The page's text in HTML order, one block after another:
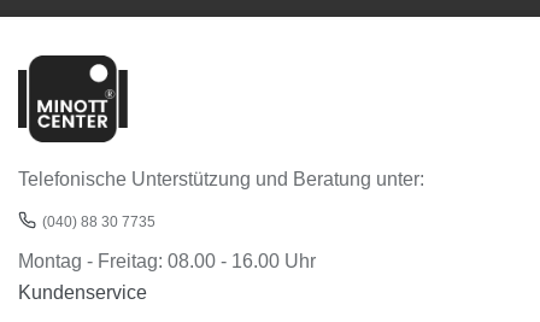
Telefonische Unterstützung und Beratung unter:
(040) 88 30 7735
Montag - Freitag: 08.00 - 16.00 Uhr
Kundenservice